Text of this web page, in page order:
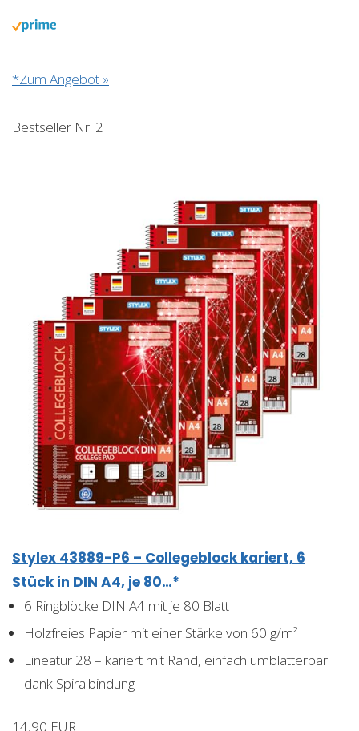
*Zum Angebot »
Bestseller Nr. 2
Stylex 43889-P6 – Collegeblock kariert, 6
Stück in DIN A4, je 80…*
6 Ringblöcke DIN A4 mit je 80 Blatt
Holzfreies Papier mit einer Stärke von 60 g/m²
Lineatur 28 – kariert mit Rand, einfach umblätterbar
dank Spiralbindung
14,90 EUR